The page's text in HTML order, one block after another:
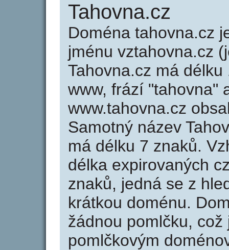
Tahovna.cz
Doména tahovna.cz
jménu vztahovna.cz
Tahovna.cz má
www, frází "tahovna"
www.tahovna.cz
Samotný název
má délku 7 znaků.
délka expirovaných
znaků, jedná se z
krátkou doménu.
žádnou pomlčku,
pomlčkovým